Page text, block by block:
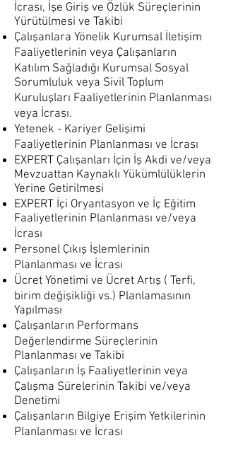
İcrası, İşe Giriş ve Özlük Süreçlerinin
Yürütülmesi ve Takibi
Çalışanlara Yönelik Kurumsal İletişim
Faaliyetlerinin veya Çalışanların
Katılım Sağladığı Kurumsal Sosyal
Sorumluluk veya Sivil Toplum
Kuruluşları Faaliyetlerinin Planlanması
veya İcrası.
Yetenek - Kariyer Gelişimi
Faaliyetlerinin Planlanması ve İcrası
EXPERT Çalışanları İçin İş Akdi ve/veya
Mevzuattan Kaynaklı Yükümlülüklerin
Yerine Getirilmesi
EXPERT İçi Oryantasyon ve İç Eğitim
Faaliyetlerinin Planlanması ve/veya
İcrası
Personel Çıkış İşlemlerinin
Planlanması ve İcrası
Ücret Yönetimi ve Ücret Artış ( Terfi,
birim değişikliği vs.) Planlamasının
Yapılması
Çalışanların Performans
Değerlendirme Süreçlerinin
Planlanması ve Takibi
Çalışanların İş Faaliyetlerinin veya
Çalışma Sürelerinin Takibi ve/veya
Denetimi
Çalışanların Bilgiye Erişim Yetkilerinin
Planlanması ve İcrası